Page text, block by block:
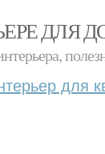
ДЛЯ
для